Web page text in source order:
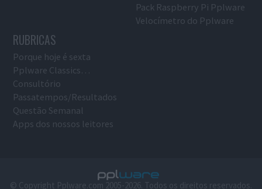
Pack Raspberry Pi Pplware
Velocímetro do Pplware
RUBRICAS
Porque hoje é sexta
Pplware Classics…
Consultório
Passatempos/Resultados
Questão Semanal
Apps dos nossos leitores
© Copyright Pplware.com 2005-2026. Todos os direitos reservados.